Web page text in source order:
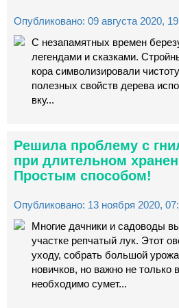
Опубликовано: 09 августа 2020,
С незапамятных времен
легендами и сказками.
кора символизировали
полезных свойств дерева
вку...
Решила проблему с
при длительном
Простым способом!
Опубликовано: 13 ноября 2020,
Многие дачники и садоводы
участке репчатый лук. Этот
уходу, собрать большой
новичков, но важно не только
необходимо сумет...